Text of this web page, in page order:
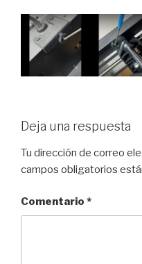
Deja una respuesta
Tu dirección de correo
campos obligatorios
Comentario *